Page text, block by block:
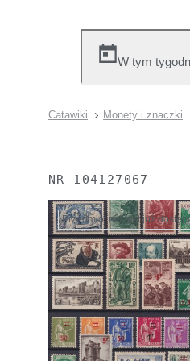
W tym
Catawiki Monety i znaczki
NR 104127067
Przedmiot nie jest już